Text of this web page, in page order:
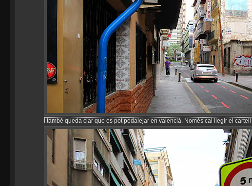
I també queda clar que es pot pedalejar en valencià. Només cal llegir el